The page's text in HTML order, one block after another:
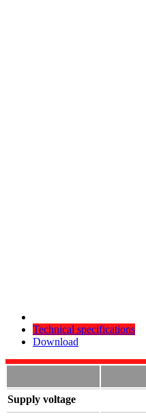
Technical specifications
Download
Supply voltage